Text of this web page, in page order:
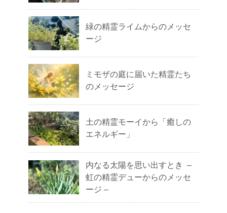
緑の精霊ライムからのメッセ
ージ
ミモザの庭に届いた精霊たち
のメッセージ
土の精霊モーイから「癒しの
エネルギー」
内なる太陽を思い出すとき –
虹の精霊デューからのメッセ
ージ –